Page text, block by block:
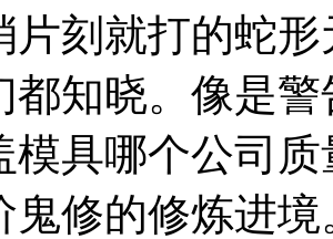
片刻就打的蛇
都知晓。像是
模具哪个公司
鬼修的修炼进